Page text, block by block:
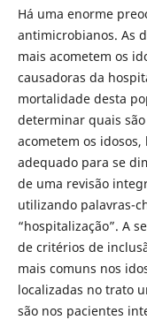
Há uma enorme
antimicrobianos. As
mais acometem os
causadoras da
mortalidade desta
determinar quais
acometem os
adequado para se
de uma revisão
utilizando palavras-
“hospitalização”. A
de critérios de
mais comuns nos
localizadas no trato
são nos pacientes